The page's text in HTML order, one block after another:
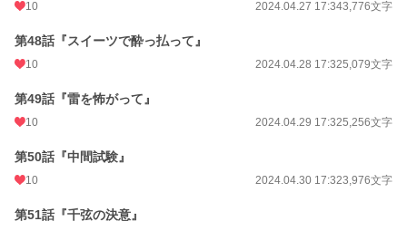
10 2024.04.27 17:343,776文字
第48話『スイーツで酔っ払って』
10 2024.04.28 17:325,079文字
第49話『雷を怖がって』
10 2024.04.29 17:325,256文字
第50話『中間試験』
10 2024.04.30 17:323,976文字
第51話『千弦の決意』